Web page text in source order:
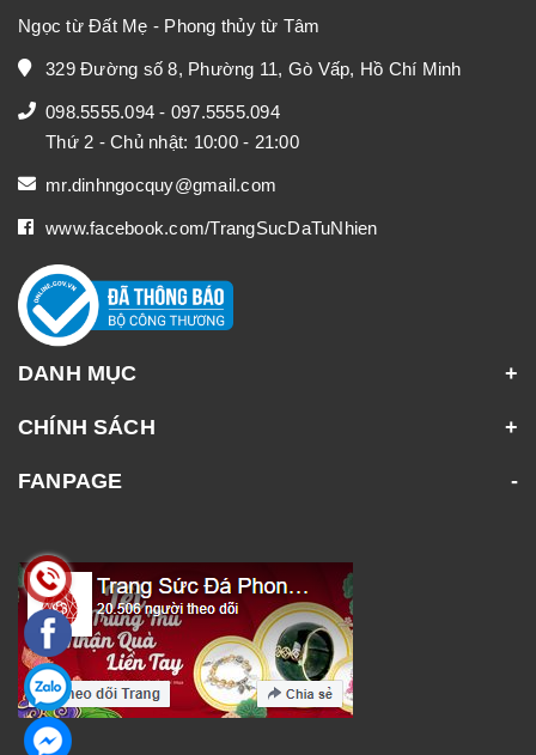
Ngọc từ Đất Mẹ - Phong thủy từ Tâm
329 Đường số 8, Phường 11, Gò Vấp, Hồ Chí Minh
098.5555.094 - 097.5555.094
Thứ 2 - Chủ nhật: 10:00 - 21:00
mr.dinhngocquy@gmail.com
www.facebook.com/TrangSucDaTuNhien
DANH MỤC
CHÍNH SÁCH
FANPAGE